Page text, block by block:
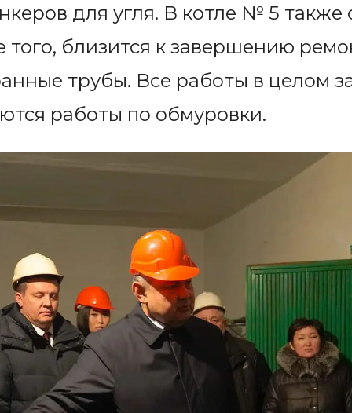
для угля. В котле № 5
того, близится к завершению
трубы. Все работы в целом
работы по обмуровки.